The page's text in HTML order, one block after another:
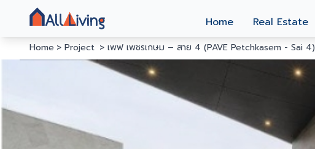
Home Real Estate
Home Project เพฟ เพชรเกษม – สาย 4 (PAVE Petchkasem - Sai 4)